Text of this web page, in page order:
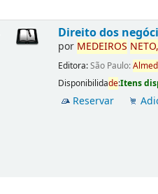
Direito dos
por MEDEIROS NETO,
Editora:São Paulo:
Disponibilidade:Itens
Reservar